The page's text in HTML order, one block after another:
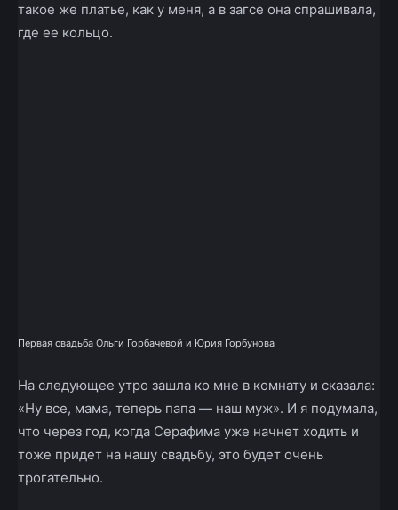
такое же платье, как у меня, а в загсе она спрашивала,
где ее кольцо.
Первая свадьба Ольги Горбачевой и Юрия Горбунова
На следующее утро зашла ко мне в комнату и сказала:
«Ну все, мама, теперь папа — наш муж». И я подумала,
что через год, когда Серафима уже начнет ходить и
тоже придет на нашу свадьбу, это будет очень
трогательно.